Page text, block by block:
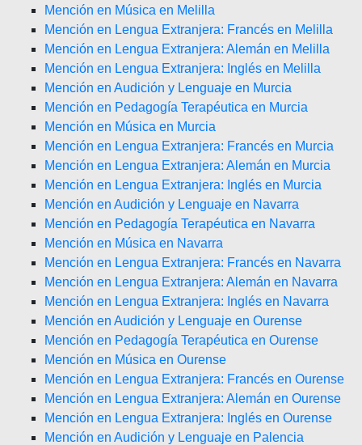
Mención en Música en Melilla
Mención en Lengua Extranjera: Francés en Melilla
Mención en Lengua Extranjera: Alemán en Melilla
Mención en Lengua Extranjera: Inglés en Melilla
Mención en Audición y Lenguaje en Murcia
Mención en Pedagogía Terapéutica en Murcia
Mención en Música en Murcia
Mención en Lengua Extranjera: Francés en Murcia
Mención en Lengua Extranjera: Alemán en Murcia
Mención en Lengua Extranjera: Inglés en Murcia
Mención en Audición y Lenguaje en Navarra
Mención en Pedagogía Terapéutica en Navarra
Mención en Música en Navarra
Mención en Lengua Extranjera: Francés en Navarra
Mención en Lengua Extranjera: Alemán en Navarra
Mención en Lengua Extranjera: Inglés en Navarra
Mención en Audición y Lenguaje en Ourense
Mención en Pedagogía Terapéutica en Ourense
Mención en Música en Ourense
Mención en Lengua Extranjera: Francés en Ourense
Mención en Lengua Extranjera: Alemán en Ourense
Mención en Lengua Extranjera: Inglés en Ourense
Mención en Audición y Lenguaje en Palencia